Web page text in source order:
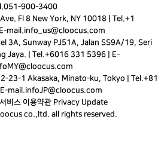
051-900-3400
Fl 8 New York, NY 10018 | Tel.+1
mail.info_us@cloocus.com
3A, Sunway PJ51A, Jalan SS9A/19, Seri
Jaya. | Tel.+6016 331 5396 | E-
23-1 Akasaka, Minato-ku, Tokyo | Tel.+81
mail.infoJP@cloocus.com
서비스 이용약관 Privacy Update
co.,ltd. all rights reserved.